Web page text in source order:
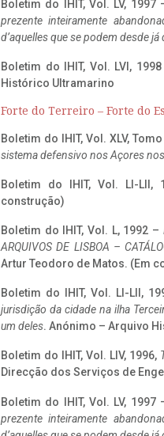
Boletim do IHIT, Vol. LV, 1997
prezente inteiramente
d’aquelles que se podem desde
Boletim do IHIT, Vol. LVI,
Histórico Ultramarino
Forte do Terreiro – Forte do
Boletim do IHIT, Vol. XLV,
sistema defensivo nos Açores
Boletim do IHIT, Vol. LI-LII,
construção)
Boletim do IHIT, Vol. L, 1992 –
ARQUIVOS DE LISBOA –
Artur Teodoro de Matos. (Em
Boletim do IHIT, Vol. LI-LII,
jurisdição da cidade na ilha
um deles. Anónimo – Arquivo
Boletim do IHIT, Vol. LIV, 1996,
Direcção dos Serviços de
Boletim do IHIT, Vol. LV, 1997
prezente inteiramente